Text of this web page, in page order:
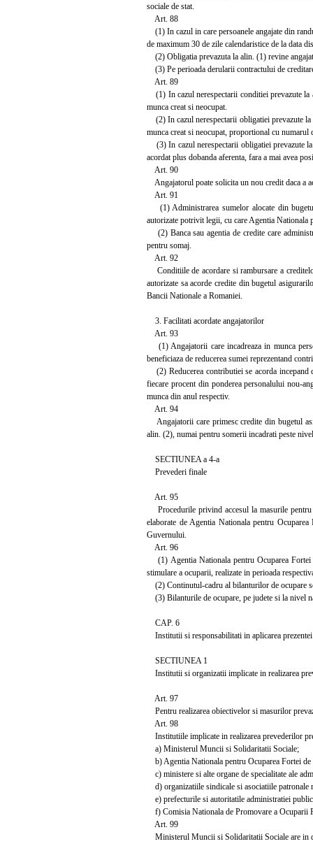
sociale de stat.
Art. 88
(1) In cazul in care persoanele angajate din
de maximum 30 de zile calendaristice de la data
(2) Obligatia prevazuta la alin. (1) revine
(3) Pe perioada derularii contractului de
Art. 89
(1) In cazul nerespectarii conditiei prevazute la
munca creat si neocupat.
(2) In cazul nerespectarii obligatiei prevazute
munca creat si neocupat, proportional cu numarul
(3) In cazul nerespectarii obligatiei prevazute
acordat plus dobanda aferenta, fara a mai avea
Art. 90
Angajatorul poate solicita un nou credit daca a
Art. 91
(1) Administrarea sumelor alocate din
autorizate potrivit legii, cu care Agentia Nationala
(2) Banca sau agentia de credite care
pentru somaj.
Art. 92
Conditiile de acordare si rambursare a
autorizate sa acorde credite din bugetul
Bancii Nationale a Romaniei.
3. Facilitati acordate angajatorilor
Art. 93
(1) Angajatorii care incadreaza in munca
beneficiaza de reducerea sumei reprezentand
(2) Reducerea contributiei se acorda incepand
fiecare procent din ponderea personalului nou-
munca din anul respectiv.
Art. 94
Angajatorii care primesc credite din bugetul
alin. (2), numai pentru somerii incadrati peste
SECTIUNEA a 4-a
Prevederi finale
Art. 95
Procedurile privind accesul la masurile pentru
elaborate de Agentia Nationala pentru
Guvernului.
Art. 96
(1) Agentia Nationala pentru Ocuparea Fortei
stimulare a ocuparii, realizate in perioada
(2) Continutul-cadru al bilanturilor de ocupare
(3) Bilanturile de ocupare, pe judete si la nivel
CAP. 6
Institutii si responsabilitati in aplicarea
SECTIUNEA 1
Institutii si organizatii implicate in realizarea
Art. 97
Pentru realizarea obiectivelor si masurilor
Art. 98
Institutiile implicate in realizarea prevederilor
a) Ministerul Muncii si Solidaritatii Sociale;
b) Agentia Nationala pentru Ocuparea Fortei
c) ministere si alte organe de specialitate ale
d) organizatiile sindicale si asociatiile patronale
e) prefecturile si autoritatile administratiei
f) Comisia Nationala de Promovare a Ocuparii
Art. 99
Ministerul Muncii si Solidaritatii Sociale are in